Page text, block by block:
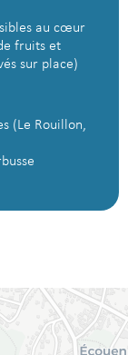
au cœur
fruits et
sur place)
(Le Rouillon,